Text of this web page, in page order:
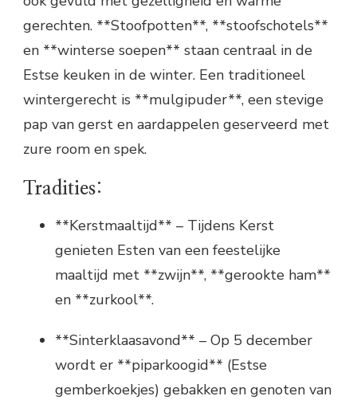
gerechten. **Stoofpotten**, **stoofschotels**
en **winterse soepen** staan centraal in de
Estse keuken in de winter. Een traditioneel
wintergerecht is **mulgipuder**, een stevige
pap van gerst en aardappelen geserveerd met
zure room en spek.
Tradities:
**Kerstmaaltijd** – Tijdens Kerst
genieten Esten van een feestelijke
maaltijd met **zwijn**, **gerookte ham**
en **zurkool**.
**Sinterklaasavond** – Op 5 december
wordt er **piparkoogid** (Estse
gemberkoekjes) gebakken en genoten van